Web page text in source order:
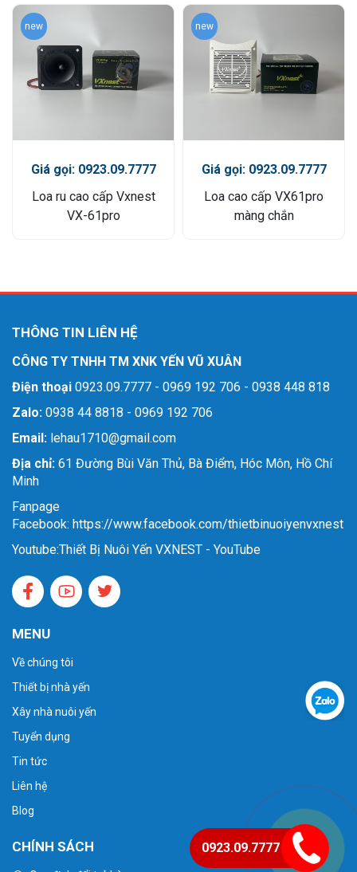
new
Giá gọi: 0923.09.7777
Loa ru cao cấp Vxnest
VX-61pro
new
Giá gọi: 0923.09.7777
Loa cao cấp VX61pro
màng chắn
THÔNG TIN LIÊN HỆ
CÔNG TY TNHH TM XNK YẾN VŨ XUÂN
Điện thoại 0923.09.7777 - 0969 192 706 - 0938 448 818
Zalo: 0938 44 8818 - 0969 192 706
Email: lehau1710@gmail.com
Địa chỉ: 61 Đường Bùi Văn Thủ, Bà Điểm, Hóc Môn, Hồ Chí
Minh
Fanpage
Facebook: https://www.facebook.com/thietbinuoiyenvxnest
Youtube:Thiết Bị Nuôi Yến VXNEST - YouTube
MENU
Về chúng tôi
Thiết bị nhà yến
Xây nhà nuôi yến
Tuyển dụng
Tin tức
Liên hệ
Blog
CHÍNH SÁCH 0923.09.7777